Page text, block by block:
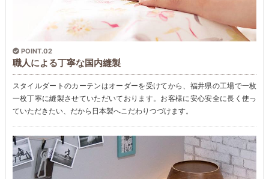
POINT.02
職人による丁寧な国内縫製
スタイルダートのカーテンはオーダーを受けてから、福井県の工場で一枚
一枚丁寧に縫製させていただいております。お客様に安心安全に長く使っ
ていただきたい、だから日本製へこだわりつづけます。